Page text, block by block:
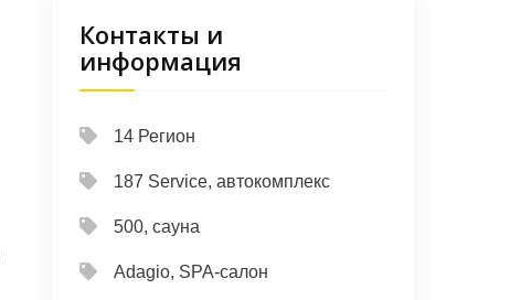
Контакты и
информация
14 Регион
187 Service, автокомплекс
500, сауна
Adagio, SPA-салон